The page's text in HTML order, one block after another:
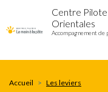
contenu
Centre
Orientales
Accompagnement de
Accueil Les leviers